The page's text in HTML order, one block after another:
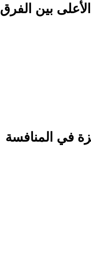
بين الفرق
في المنافسة